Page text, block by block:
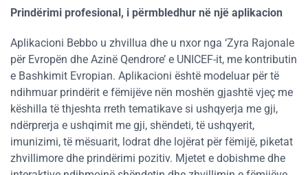
Prindërimi profesional, i përmbledhur në një aplikacion
Aplikacioni Bebbo u zhvillua dhe u nxor nga ‘Zyra Rajonale
për Evropën dhe Azinë Qendrore’ e UNICEF-it, me kontributin
e Bashkimit Evropian. Aplikacioni është modeluar për të
ndihmuar prindërit e fëmijëve nën moshën gjashtë vjeç me
këshilla të thjeshta rreth tematikave si ushqyerja me gji,
ndërprerja e ushqimit me gji, shëndeti, të ushqyerit,
imunizimi, të mësuarit, lodrat dhe lojërat për fëmijë, piketat
zhvillimore dhe prindërimi pozitiv. Mjetet e dobishme dhe